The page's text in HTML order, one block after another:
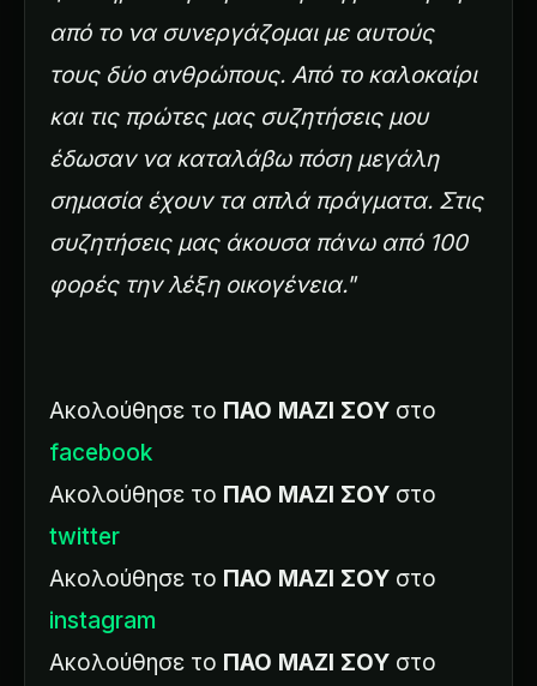
από το να συνεργάζομαι με αυτούς
τους δύο ανθρώπους. Από το καλοκαίρι
και τις πρώτες μας συζητήσεις μου
έδωσαν να καταλάβω πόση μεγάλη
σημασία έχουν τα απλά πράγματα. Στις
συζητήσεις μας άκουσα πάνω από 100
φορές την λέξη οικογένεια."
Ακολούθησε το ΠΑΟ ΜΑΖΙ ΣΟΥ στο
facebook
Ακολούθησε το ΠΑΟ ΜΑΖΙ ΣΟΥ στο
twitter
Ακολούθησε το ΠΑΟ ΜΑΖΙ ΣΟΥ στο
instagram
Ακολούθησε το ΠΑΟ ΜΑΖΙ ΣΟΥ στο